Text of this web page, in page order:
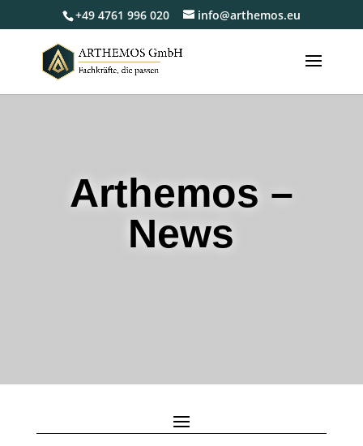
+49 4761 996 020 info@arthemos.eu
Arthemos –
News